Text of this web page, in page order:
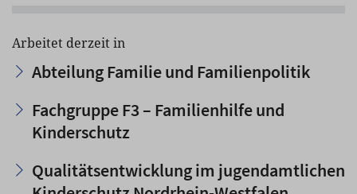
Arbeitet derzeit in
Abteilung Familie und Familienpolitik
Fachgruppe F3 – Familienhilfe und
Kinderschutz
Qualitätsentwicklung im jugendamtlichen